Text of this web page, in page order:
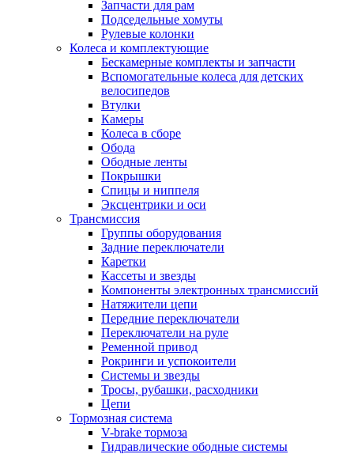
Запчасти для рам
Подседельные хомуты
Рулевые колонки
Колеса и комплектующие
Бескамерные комплекты и запчасти
Вспомогательные колеса для детских
велосипедов
Втулки
Камеры
Колеса в сборе
Обода
Ободные ленты
Покрышки
Спицы и ниппеля
Эксцентрики и оси
Трансмиссия
Группы оборудования
Задние переключатели
Каретки
Кассеты и звезды
Компоненты электронных трансмиссий
Натяжители цепи
Передние переключатели
Переключатели на руле
Ременной привод
Рокринги и успокоители
Системы и звезды
Тросы, рубашки, расходники
Цепи
Тормозная система
V-brake тормоза
Гидравлические ободные системы